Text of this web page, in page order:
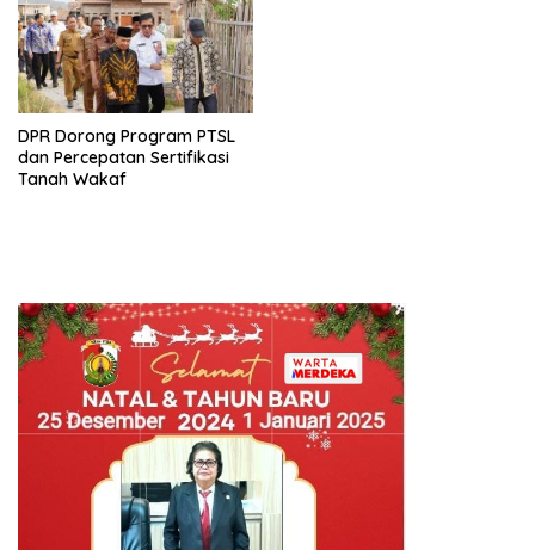
DPR Dorong Program PTSL
dan Percepatan Sertifikasi
Tanah Wakaf